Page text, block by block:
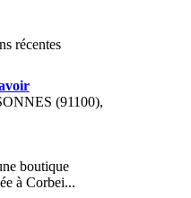
récentes
(91100),
boutique
à Corbei...